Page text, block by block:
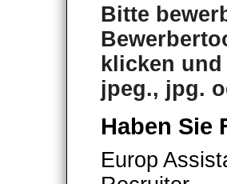
Bitte
klicken
jpeg., jpg.
Haben Sie
Europ